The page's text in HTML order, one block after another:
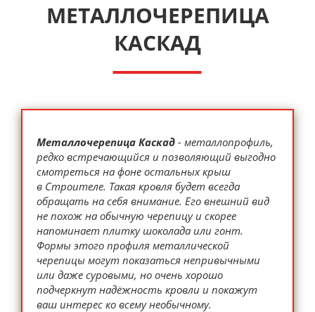
МЕТАЛЛОЧЕРЕПИЦА
КАСКАД
Металлочерепица Каскад - металлопрофиль,
редко встречающийся и позволяющий выгодно
смотреться на фоне остальных крыш
в Строителе. Такая кровля будет всегда
обращать на себя внимание. Его внешний вид
не похож на обычную черепицу и скорее
напоминает плитку шоколада или гонт.
Формы этого профиля металлической
черепицы могут показаться непривычными
или даже суровыми, но очень хорошо
подчеркнут надёжность кровли и покажут
ваш интерес ко всему необычному.